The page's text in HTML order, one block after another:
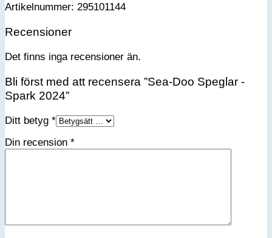
Artikelnummer: 295101144
Recensioner
Det finns inga recensioner än.
Bli först med att recensera ”Sea-Doo Speglar -
Spark 2024”
Ditt betyg *
Din recension *